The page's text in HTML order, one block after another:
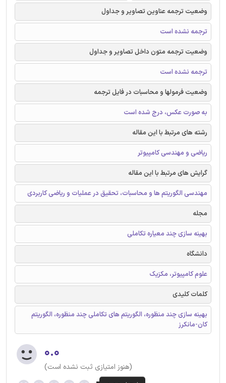
وضعیت ترجمه عناوین تصاویر و جداول
ترجمه نشده است
وضعیت ترجمه متون داخل تصاویر و جداول
ترجمه نشده است
وضعیت فرمولها و محاسبات در فایل ترجمه
به صورت عکس، درج شده است
رشته های مرتبط با این مقاله
ریاضی و مهندسی کامپیوتر
گرایش های مرتبط با این مقاله
مهندسی الگوریتم ها و محاسبات، تحقیق در عملیات و ریاضی کاربردی
مجله
بهینه سازی چند معیاره تکاملی
دانشگاه
علوم کامپیوتر، مکزیک
کلمات کلیدی
بهینه سازی چند منظوره، الگوریتم های تکاملی چند منظوره، الگوریتم
کان-مانکرز
۰.۰
(هنوز امتیازی ثبت نشده است)